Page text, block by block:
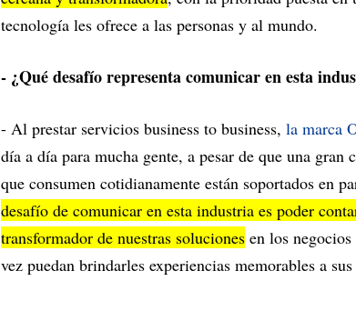
tecnología les ofrece a las personas y al mundo.
- ¿Qué desafío representa comunicar en esta
- Al prestar servicios business to business, la marca
día a día para mucha gente, a pesar de que una
que consumen cotidianamente están soportados en
desafío de comunicar en esta industria es poder
transformador de nuestras soluciones en los
vez puedan brindarles experiencias memorables a